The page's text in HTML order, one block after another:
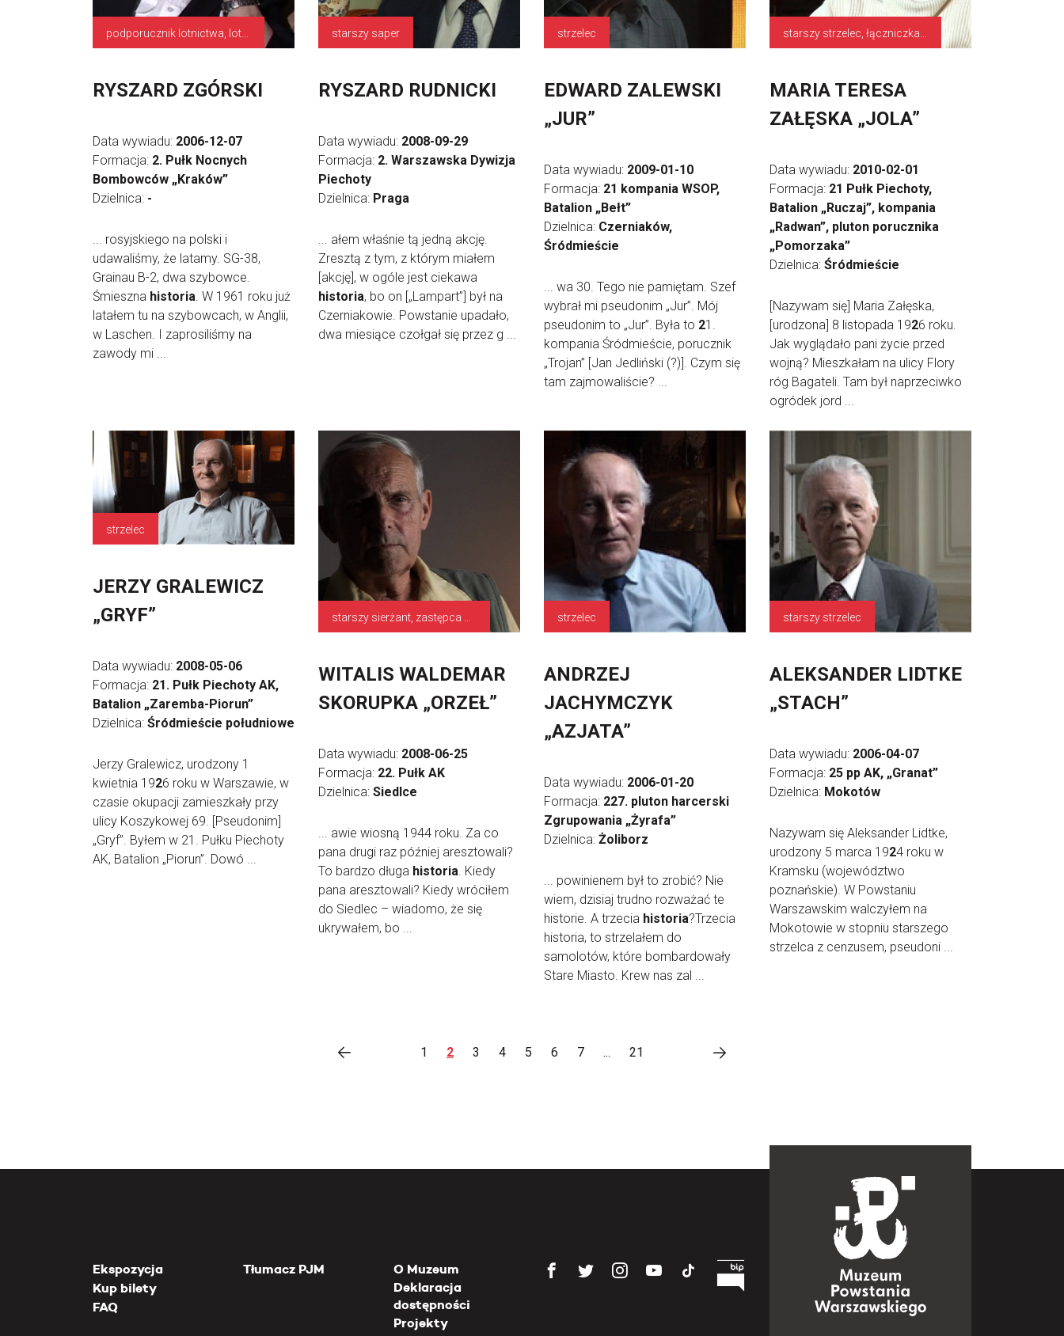
RYSZARD ZGÓRSKI
Data wywiadu: 2006-12-07
Formacja: 2. Pułk Nocnych
Bombowców „Kraków”
Dzielnica: -
... rosyjskiego na polski i
udawaliśmy, że latamy. SG-38,
Grainau B-2, dwa szybowce.
Śmieszna historia. W 1961 roku już
latałem tu na szybowcach, w Anglii,
w Laschen. I zaprosiliśmy na
zawody mi ...
starszy saper
RYSZARD RUDNICKI
Data wywiadu: 2008-09-29
Formacja: 2. Warszawska Dywizja
Piechoty
Dzielnica: Praga
... ałem właśnie tą jedną akcję.
Zresztą z tym, z którym miałem
[akcję], w ogóle jest ciekawa
historia, bo on [„Lampart”] był na
Czerniakowie. Powstanie upadało,
dwa miesiące czołgał się przez g ...
strzelec
EDWARD ZALEWSKI
„JUR”
Data wywiadu: 2009-01-10
Formacja: 21 kompania WSOP,
Batalion „Bełt”
Dzielnica: Czerniaków,
Śródmieście
... wa 30. Tego nie pamiętam. Szef
wybrał mi pseudonim „Jur”. Mój
pseudonim to „Jur”. Była to 21.
kompania Śródmieście, porucznik
„Trojan” [Jan Jedliński (?)]. Czym się
tam zajmowaliście? ...
MARIA TERESA
ZAŁĘSKA „JOLA”
Data wywiadu: 2010-02-01
Formacja: 21 Pułk Piechoty,
Batalion „Ruczaj”, kompania
„Radwan”, pluton porucznika
„Pomorzaka”
Dzielnica: Śródmieście
[Nazywam się] Maria Załęska,
[urodzona] 8 listopada 1926 roku.
Jak wyglądało pani życie przed
wojną? Mieszkałam na ulicy Flory
róg Bagateli. Tam był naprzeciwko
ogródek jord ...
strzelec
JERZY GRALEWICZ
„GRYF”
Data wywiadu: 2008-05-06
Formacja: 21. Pułk Piechoty AK,
Batalion „Zaremba-Piorun”
Dzielnica: Śródmieście południowe
Jerzy Gralewicz, urodzony 1
kwietnia 1926 roku w Warszawie, w
czasie okupacji zamieszkały przy
ulicy Koszykowej 69. [Pseudonim]
„Gryf”. Byłem w 21. Pułku Piechoty
AK, Batalion „Piorun”. Dowó ...
WITALIS WALDEMAR
SKORUPKA „ORZEŁ”
Data wywiadu: 2008-06-25
Formacja: 22. Pułk AK
Dzielnica: Siedlce
... awie wiosną 1944 roku. Za co
pana drugi raz później aresztowali?
To bardzo długa historia. Kiedy
pana aresztowali? Kiedy wróciłem
do Siedlec – wiadomo, że się
ukrywałem, bo ...
strzelec
ANDRZEJ
JACHYMCZYK
„AZJATA”
Data wywiadu: 2006-01-20
Formacja: 227. pluton harcerski
Zgrupowania „Żyrafa”
Dzielnica: Żoliborz
... powinienem był to zrobić? Nie
wiem, dzisiaj trudno rozważać te
historie. A trzecia historia?Trzecia
historia, to strzelałem do
samolotów, które bombardowały
Stare Miasto. Krew nas zal ...
starszy strzelec
ALEKSANDER LIDTKE
„STACH”
Data wywiadu: 2006-04-07
Formacja: 25 pp AK, „Granat”
Dzielnica: Mokotów
Nazywam się Aleksander Lidtke,
urodzony 5 marca 1924 roku w
Kramsku (województwo
poznańskie). W Powstaniu
Warszawskim walczyłem na
Mokotowie w stopniu starszego
strzelca z cenzusem, pseudoni ...
1 2 3 4 5 6 7 ... 21
Ekspozycja
Kup bilety
FAQ
Tłumacz PJM
O Muzeum
Deklaracja
dostępności
Projekty